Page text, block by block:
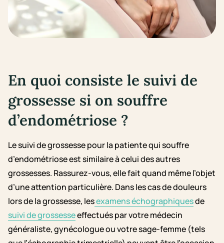
En quoi consiste le suivi de
grossesse si on souffre
d’endométriose ?
Le suivi de grossesse pour la patiente qui souffre
d’endométriose est similaire à celui des autres
grossesses. Rassurez-vous, elle fait quand même l’objet
d’une attention particulière. Dans les cas de douleurs
lors de la grossesse, lesexamens échographiquesde
suivi de grossesseeffectués par votre médecin
généraliste, gynécologue ou votre sage-femme (tels